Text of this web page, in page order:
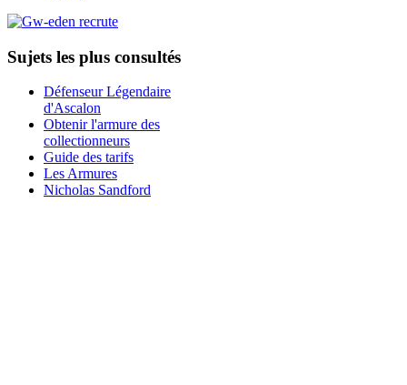
Sujets les plus consultés
Défenseur Légendaire
d'Ascalon
Obtenir l'armure des
collectionneurs
Guide des tarifs
Les Armures
Nicholas Sandford